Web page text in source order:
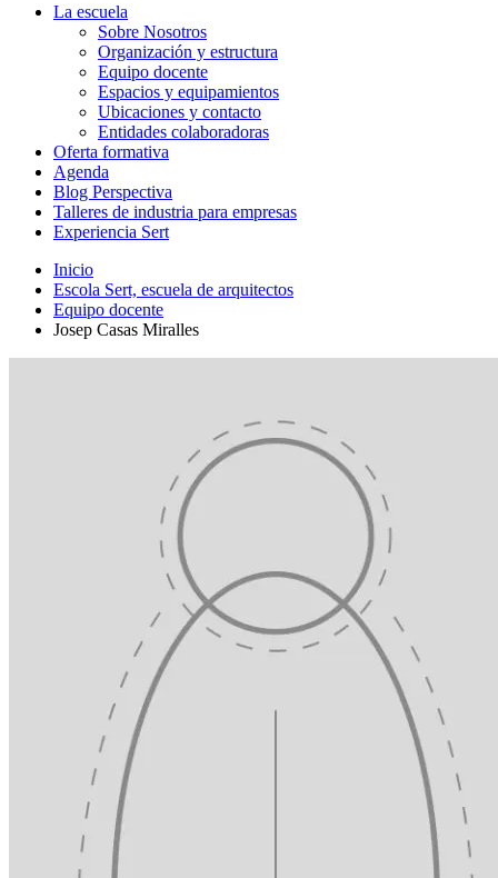
La escuela
Sobre Nosotros
Organización y estructura
Equipo docente
Espacios y equipamientos
Ubicaciones y contacto
Entidades colaboradoras
Oferta formativa
Agenda
Blog Perspectiva
Talleres de industria para empresas
Experiencia Sert
Inicio
Escola Sert, escuela de arquitectos
Equipo docente
Josep Casas Miralles